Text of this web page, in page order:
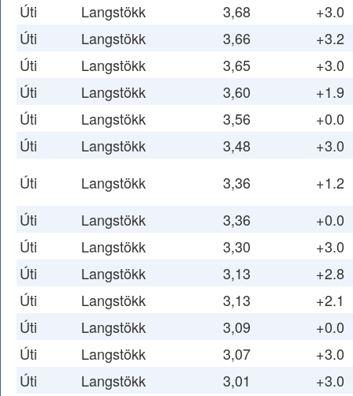
Úti
Langstökk 3,68
+3.0
Úti
Langstökk 3,66
+3.2
Úti
Langstökk 3,65
+3.0
Úti
Langstökk 3,60
+1.9
Úti
Langstökk 3,56
+0.0
Úti
Langstökk 3,48
+3.0
Úti
Langstökk 3,36
+1.2
Úti
Langstökk 3,36
+0.0
Úti
Langstökk 3,30
+3.0
Úti
Langstökk 3,13
+2.8
Úti
Langstökk 3,13
+2.1
Úti
Langstökk 3,09
+0.0
Úti
Langstökk 3,07
+3.0
Úti
Langstökk 3,01
+3.0